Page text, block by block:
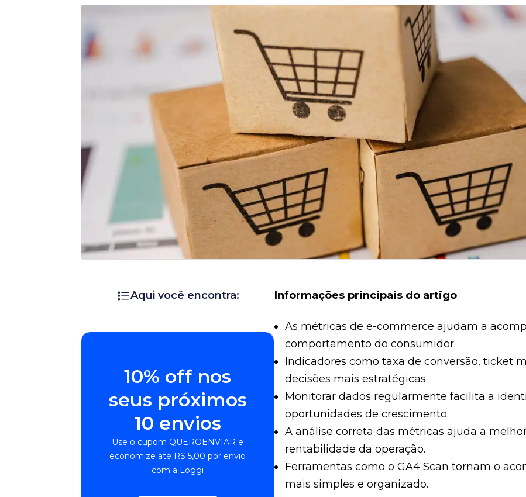
Aqui você encontra:
10% off nos
seus próximos
10 envios
Use o cupom QUEROENVIAR e
economize até R$ 5,00 por envio
com a Loggi
Informações principais do artigo
As métricas de e-commerce ajudam a
comportamento do consumidor.
Indicadores como taxa de conversão, ticket
decisões mais estratégicas.
Monitorar dados regularmente facilita a
oportunidades de crescimento.
A análise correta das métricas ajuda a
rentabilidade da operação.
Ferramentas como o GA4 Scan tornam o
mais simples e organizado.